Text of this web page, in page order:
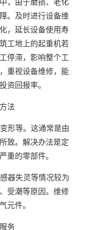
，由于磨损、老化
。及时进行设备维
，延长设备使用寿
工地上的起重机若
停滞，影响整个工
重视设备维修，能
资回报率。
法
形等。这通常是由
致。解决办法是定
重的零部件。
器失灵等情况较为
受潮等原因。维修
元件。
务